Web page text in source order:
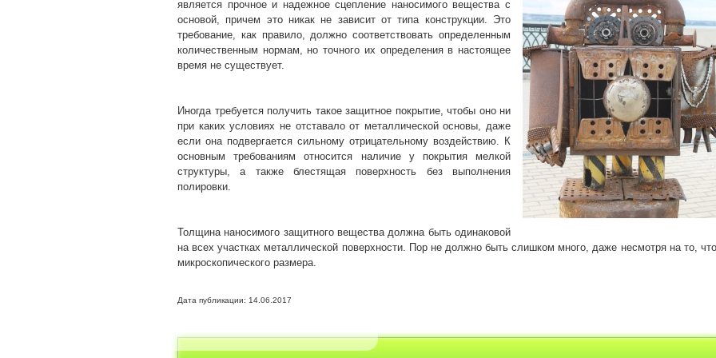
является прочное и надежное сцепление наносимого вещества с
основой, причем это никак не зависит от типа конструкции. Это
требование, как правило, должно соответствовать определенным
количественным нормам, но точного их определения в настоящее
время не существует.
Иногда требуется получить такое защитное покрытие, чтобы оно ни
при каких условиях не отставало от металлической основы, даже
если она подвергается сильному отрицательному воздействию. К
основным требованиям относится наличие у покрытия мелкой
структуры, а также блестящая поверхность без выполнения
полировки.
Толщина наносимого защитного вещества должна быть одинаковой
на всех участках металлической поверхности. Пор не должно быть слишком много, даже несмотря на то,
микроскопического размера.
Дата публикации: 14.06.2017